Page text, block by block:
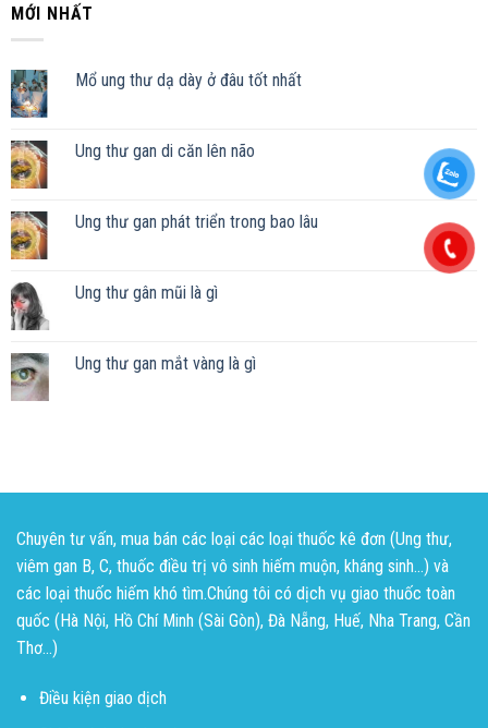
MỚI NHẤT
Mổ ung thư dạ dày ở đâu tốt nhất
Ung thư gan di căn lên não
Ung thư gan phát triển trong bao lâu
Ung thư gân mũi là gì
Ung thư gan mắt vàng là gì
Chuyên tư vấn, mua bán các loại các loại thuốc kê đơn (Ung thư,
viêm gan B, C, thuốc điều trị vô sinh hiếm muộn, kháng sinh...) và
các loại thuốc hiếm khó tìm.Chúng tôi có dịch vụ giao thuốc toàn
quốc (Hà Nội, Hồ Chí Minh (Sài Gòn), Đà Nẵng, Huế, Nha Trang, Cần
Thơ...)
Điều kiện giao dịch